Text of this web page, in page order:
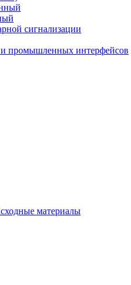
сигнализации
промышленных интерфейсов
материалы